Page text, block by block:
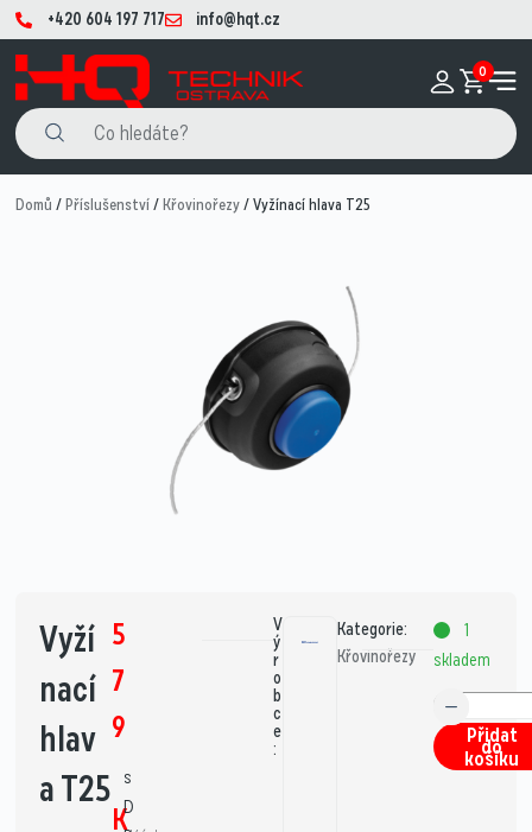
+420 604 197 717 info@hqt.cz
0
Domů /Příslušenství/Křovinořezy/ Vyžínací hlava T25
Vyží
nací
hlav
a T25
5
7
9
K
s
D
V
ý
r
o
b
c
e
:
Kategorie:
Křovinořezy
1
skladem
Přidat
do
košíku